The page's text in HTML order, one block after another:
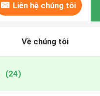
Liên hệ chúng tôi
Về chúng tôi
(24)